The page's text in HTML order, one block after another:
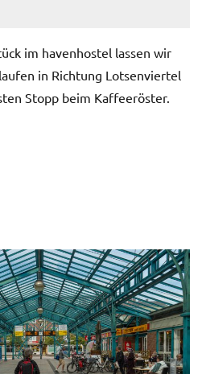
im havenhostel lassen wir
in Richtung Lotsenviertel
Stopp beim Kaffeeröster.